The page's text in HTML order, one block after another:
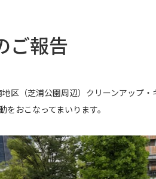
ご報告
区（芝浦公園周辺）クリーンアップ
おこなってまいります。